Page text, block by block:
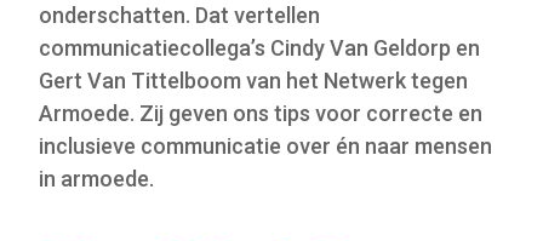
onderschatten. Dat vertellen
communicatiecollega’s Cindy Van Geldorp en
Gert Van Tittelboom van het Netwerk tegen
Armoede. Zij geven ons tips voor correcte en
inclusieve communicatie over én naar mensen
in armoede.